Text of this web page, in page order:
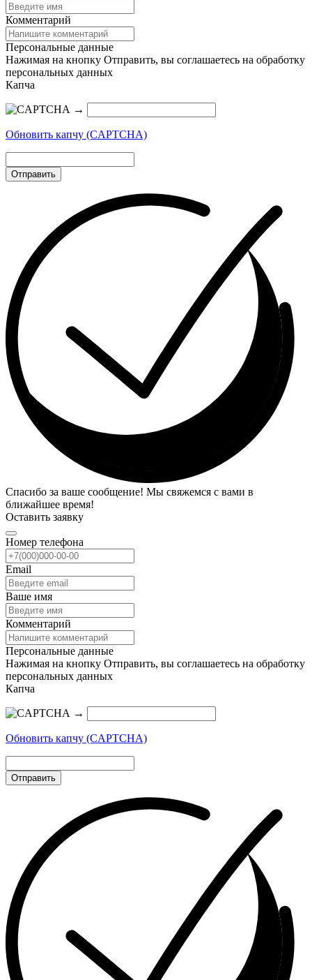
Комментарий
Персональные данные
Нажимая на кнопку Отправить, вы соглашаетесь на обработку
персональных данных
Капча
→
Обновить капчу (CAPTCHA)
Отправить
Спасибо за ваше сообщение! Мы свяжемся с вами в
ближайшее время!
Оставить заявку
Номер телефона
Email
Ваше имя
Комментарий
Персональные данные
Нажимая на кнопку Отправить, вы соглашаетесь на обработку
персональных данных
Капча
→
Обновить капчу (CAPTCHA)
Отправить